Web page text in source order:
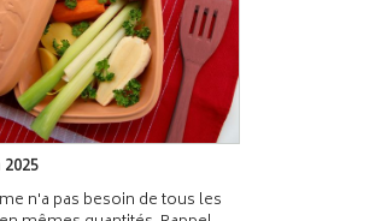
n'a pas besoin de tous les